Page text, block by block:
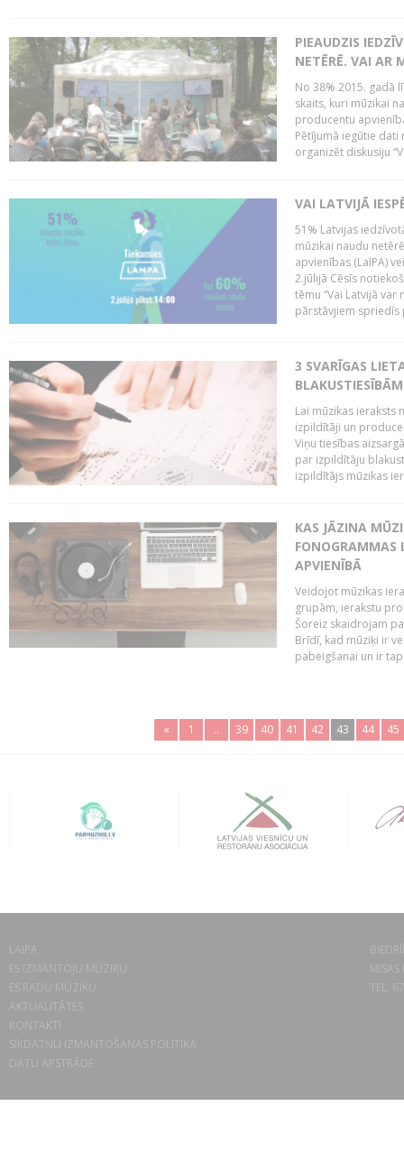
PIEAUDZIS
NETĒRĒ. VAI AR
No 38% 2015. gadā
skaits, kuri mūzikai
producentu
Pētījumā iegūtie dati
organizēt diskusiju
VAI LATVIJĀ
51% Latvijas
mūzikai naudu
apvienības (LaIPA)
2.jūlijā Cēsīs
tēmu “Vai Latvijā
pārstāvjiem spriedīs
3 SVARĪGAS
BLAKUSTIESĪBĀM
Lai mūzikas ieraksts
izpildītāji un
Viņu tiesības
par izpildītāju
izpildītājs mūzikas
KAS JĀZINA
FONOGRAMMAS
APVIENĪBĀ
Veidojot mūzikas
grupām, ierakstu
Šoreiz skaidrojam
Brīdī, kad mūziķi ir
pabeigšanai un ir
« 1 .. 39 40 41 42 43 44 45
LAIPA
ES IZMANTOJU MŪZIKU
ES RADU MŪZIKU
AKTUALITĀTES
KONTAKTI
SĪKDATŅU IZMANTOŠANAS POLITIKA
DATU APSTRĀDE
TEL.